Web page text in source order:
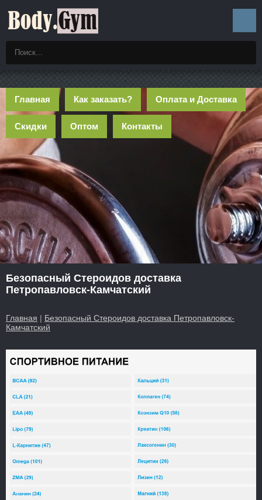
Главная Как заказать? Оплата и Доставка
Скидки Оптом Контакты
Безопасный Стероидов доставка
Петропавловск-Камчатский
Главная | Безопасный Стероидов доставка Петропавловск-
Камчатский